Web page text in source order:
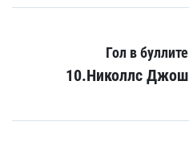
Гол в буллите
10.Николлс Джош